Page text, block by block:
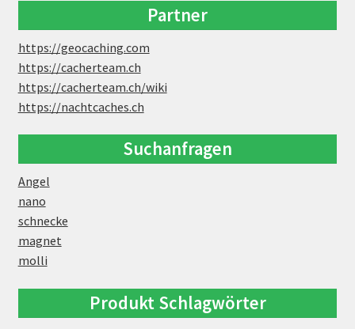
Partner
https://geocaching.com
https://cacherteam.ch
https://cacherteam.ch/wiki
https://nachtcaches.ch
Suchanfragen
Angel
nano
schnecke
magnet
molli
Produkt Schlagwörter